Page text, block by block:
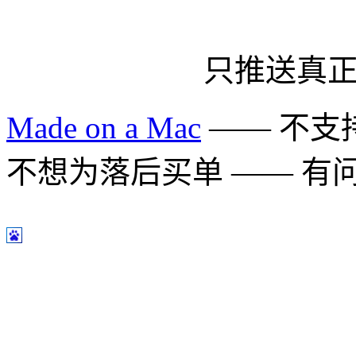
只推送真
Made on a Mac —— 不支
不想为落后买单 —— 有